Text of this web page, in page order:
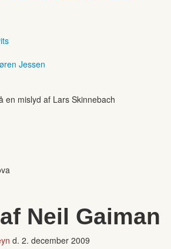
Jessen
en mislyd af Lars Skinnebach
Neil Gaiman
d. 2. december 2009